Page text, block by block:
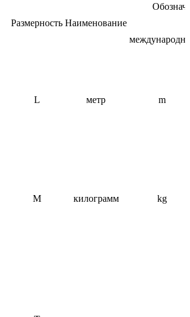
Размерность Наименование
L метр m
М килограмм kg